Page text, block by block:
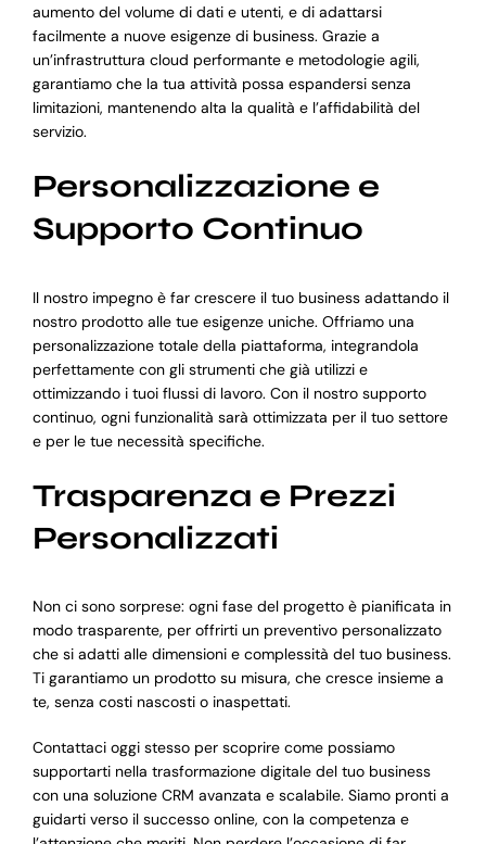
aumento del volume di dati e utenti, e di adattarsi
facilmente a nuove esigenze di business. Grazie a
un’infrastruttura cloud performante e metodologie agili,
garantiamo che la tua attività possa espandersi senza
limitazioni, mantenendo alta la qualità e l’affidabilità del
servizio.
Personalizzazione e
Supporto Continuo
Il nostro impegno è far crescere il tuo business adattando il
nostro prodotto alle tue esigenze uniche. Offriamo una
personalizzazione totale della piattaforma, integrandola
perfettamente con gli strumenti che già utilizzi e
ottimizzando i tuoi flussi di lavoro. Con il nostro supporto
continuo, ogni funzionalità sarà ottimizzata per il tuo settore
e per le tue necessità specifiche.
Trasparenza e Prezzi
Personalizzati
Non ci sono sorprese: ogni fase del progetto è pianificata in
modo trasparente, per offrirti un preventivo personalizzato
che si adatti alle dimensioni e complessità del tuo business.
Ti garantiamo un prodotto su misura, che cresce insieme a
te, senza costi nascosti o inaspettati.
Contattaci oggi stesso per scoprire come possiamo
supportarti nella trasformazione digitale del tuo business
con una soluzione CRM avanzata e scalabile. Siamo pronti a
guidarti verso il successo online, con la competenza e